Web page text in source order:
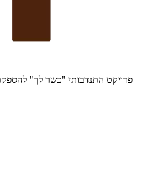
פרויקט התנדבותי "כשר לך"